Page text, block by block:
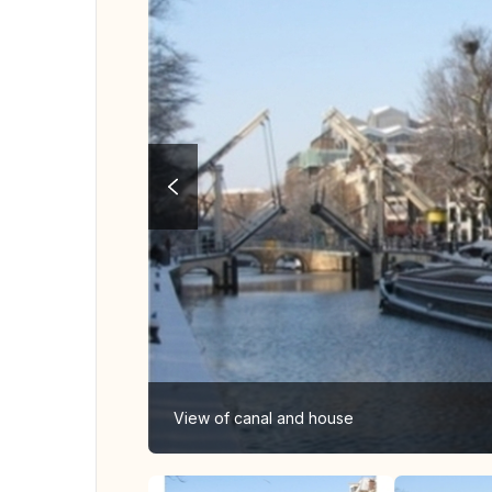
View of canal and house